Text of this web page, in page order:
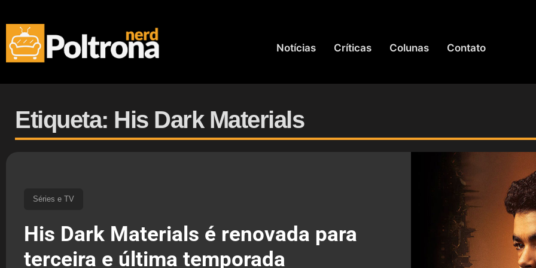
Notícias Críticas Colunas Contato
Etiqueta: His Dark Materials
Séries e TV
His Dark Materials é renovada para
terceira e última temporada